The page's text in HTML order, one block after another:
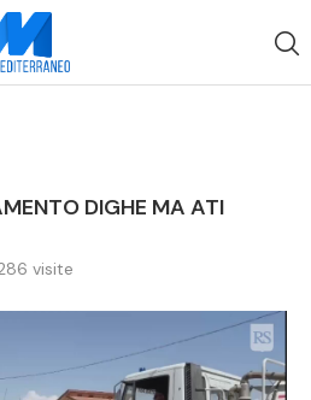
DIGHE MA ATI
visite